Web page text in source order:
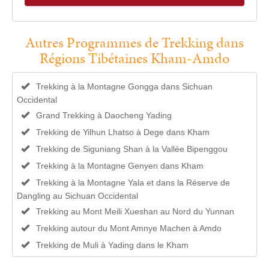
Autres Programmes de Trekking dans
Régions Tibétaines Kham-Amdo
Trekking à la Montagne Gongga dans Sichuan
Occidental
Grand Trekking à Daocheng Yading
Trekking de Yilhun Lhatso à Dege dans Kham
Trekking de Siguniang Shan à la Vallée Bipenggou
Trekking à la Montagne Genyen dans Kham
Trekking à la Montagne Yala et dans la Réserve de
Dangling au Sichuan Occidental
Trekking au Mont Meili Xueshan au Nord du Yunnan
Trekking autour du Mont Amnye Machen à Amdo
Trekking de Muli à Yading dans le Kham